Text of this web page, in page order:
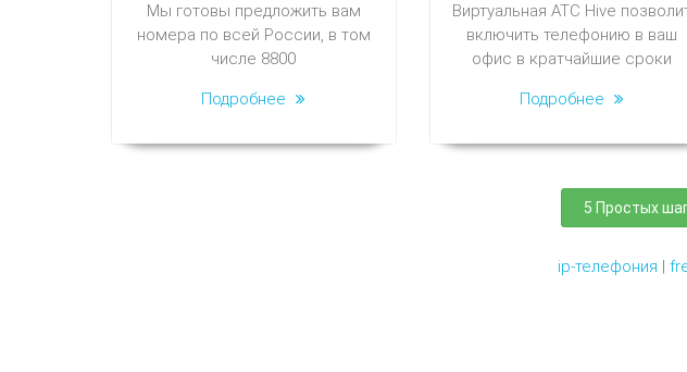
Мы готовы предложить вам
номера по всей России, в том
числе 8800
Подробнее
Виртуальная АТС Hive
включить телефонию в ваш
офис в кратчайшие сроки
Подробнее
5 Простых
ip-телефония |